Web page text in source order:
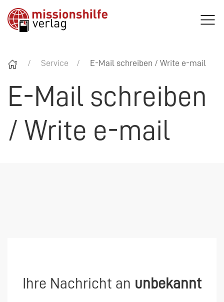
Service E-Mail schreiben / Write e-mail
E-Mail schreiben
/ Write e-mail
Ihre Nachricht an unbekannt